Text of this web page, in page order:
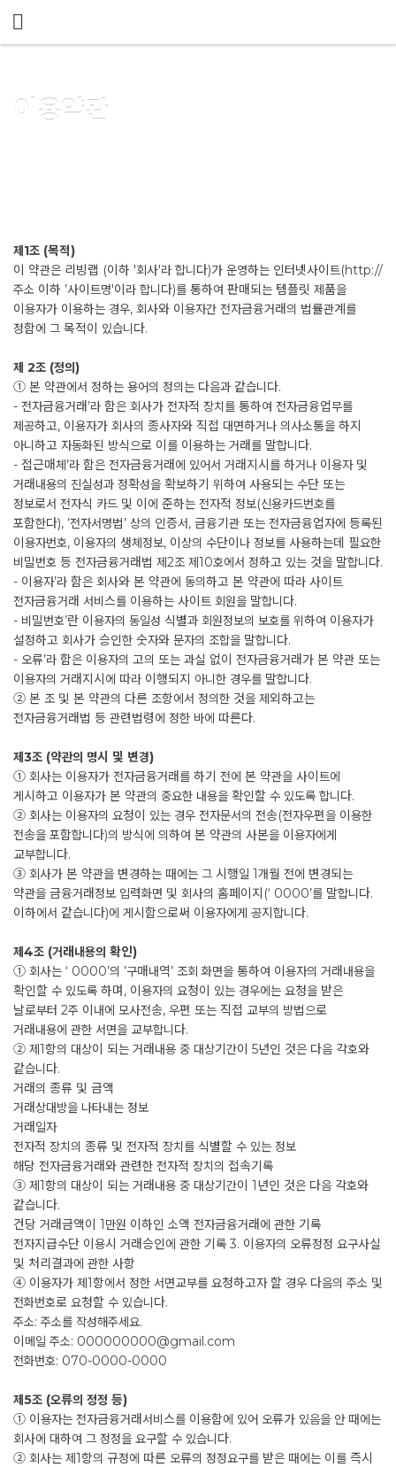
이용약관
제1조 (목적)
이 약관은 리빙랩 (이하 '회사'라 합니다)가 운영하는 인터넷사이트(http://
주소 이하 ’사이트명'이라 합니다)를 통하여 판매되는 템플릿 제품을
이용자가 이용하는 경우, 회사와 이용자간 전자금융거래의 법률관계를
정함에 그 목적이 있습니다.
제 2조 (정의)
① 본 약관에서 정하는 용어의 정의는 다음과 같습니다.
- 전자금융거래’라 함은 회사가 전자적 장치를 통하여 전자금융업무를
제공하고, 이용자가 회사의 종사자와 직접 대면하거나 의사소통을 하지
아니하고 자동화된 방식으로 이를 이용하는 거래를 말합니다.
- 접근매체’라 함은 전자금융거래에 있어서 거래지시를 하거나 이용자 및
거래내용의 진실성과 정확성을 확보하기 위하여 사용되는 수단 또는
정보로서 전자식 카드 및 이에 준하는 전자적 정보(신용카드번호를
포함한다), ’전자서명법’ 상의 인증서, 금융기관 또는 전자금융업자에 등록된
이용자번호, 이용자의 생체정보, 이상의 수단이나 정보를 사용하는데 필요한
비밀번호 등 전자금융거래법 제2조 제10호에서 정하고 있는 것을 말합니다.
- 이용자’라 함은 회사와 본 약관에 동의하고 본 약관에 따라 사이트
전자금융거래 서비스를 이용하는 사이트 회원을 말합니다.
- 비밀번호’란 이용자의 동일성 식별과 회원정보의 보호를 위하여 이용자가
설정하고 회사가 승인한 숫자와 문자의 조합을 말합니다.
- 오류’라 함은 이용자의 고의 또는 과실 없이 전자금융거래가 본 약관 또는
이용자의 거래지시에 따라 이행되지 아니한 경우를 말합니다.
② 본 조 및 본 약관의 다른 조항에서 정의한 것을 제외하고는
전자금융거래법 등 관련법령에 정한 바에 따른다.
제3조 (약관의 명시 및 변경)
① 회사는 이용자가 전자금융거래를 하기 전에 본 약관을 사이트에
게시하고 이용자가 본 약관의 중요한 내용을 확인할 수 있도록 합니다.
② 회사는 이용자의 요청이 있는 경우 전자문서의 전송(전자우편을 이용한
전송을 포함합니다)의 방식에 의하여 본 약관의 사본을 이용자에게
교부합니다.
③ 회사가 본 약관을 변경하는 때에는 그 시행일 1개월 전에 변경되는
약관을 금융거래정보 입력화면 및 회사의 홈페이지(‘ 0000’를 말합니다.
이하에서 같습니다)에 게시함으로써 이용자에게 공지합니다.
제4조 (거래내용의 확인)
① 회사는 ‘ 0000’의 ’구매내역’ 조회 화면을 통하여 이용자의 거래내용을
확인할 수 있도록 하며, 이용자의 요청이 있는 경우에는 요청을 받은
날로부터 2주 이내에 모사전송, 우편 또는 직접 교부의 방법으로
거래내용에 관한 서면을 교부합니다.
② 제1항의 대상이 되는 거래내용 중 대상기간이 5년인 것은 다음 각호와
같습니다.
거래의 종류 및 금액
거래상대방을 나타내는 정보
거래일자
전자적 장치의 종류 및 전자적 장치를 식별할 수 있는 정보
해당 전자금융거래와 관련한 전자적 장치의 접속기록
③ 제1항의 대상이 되는 거래내용 중 대상기간이 1년인 것은 다음 각호와
같습니다.
건당 거래금액이 1만원 이하인 소액 전자금융거래에 관한 기록
전자지급수단 이용시 거래승인에 관한 기록 3. 이용자의 오류정정 요구사실
및 처리결과에 관한 사항
④ 이용자가 제1항에서 정한 서면교부를 요청하고자 할 경우 다음의 주소 및
전화번호로 요청할 수 있습니다.
주소: 주소를 작성해주세요.
이메일 주소: 000000000@gmail.com
전화번호: 070-0000-0000
제5조 (오류의 정정 등)
① 이용자는 전자금융거래서비스를 이용함에 있어 오류가 있음을 안 때에는
회사에 대하여 그 정정을 요구할 수 있습니다.
② 회사는 제1항의 규정에 따른 오류의 정정요구를 받은 때에는 이를 즉시